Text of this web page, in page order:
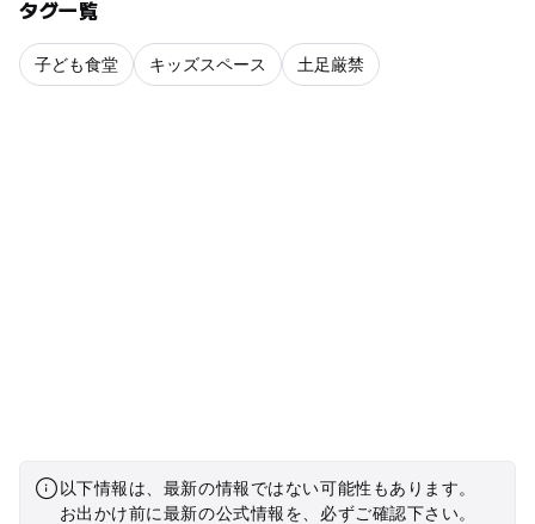
タグ一覧
子ども食堂 キッズスペース 土足厳禁
以下情報は、最新の情報ではない可能性もあります。
お出かけ前に最新の公式情報を、必ずご確認下さい。